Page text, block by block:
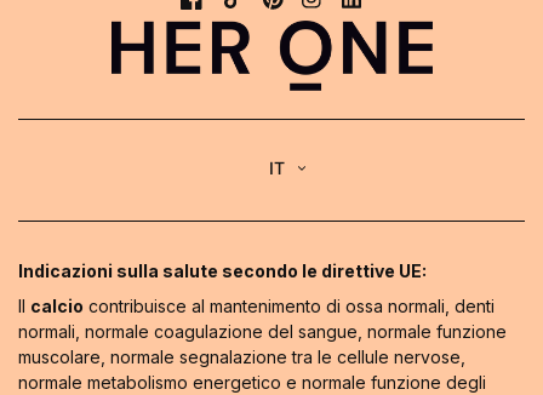
IT
Indicazioni sulla salute secondo le direttive UE:
Il calcio contribuisce al mantenimento di ossa normali, denti
normali, normale coagulazione del sangue, normale funzione
muscolare, normale segnalazione tra le cellule nervose,
normale metabolismo energetico e normale funzione degli